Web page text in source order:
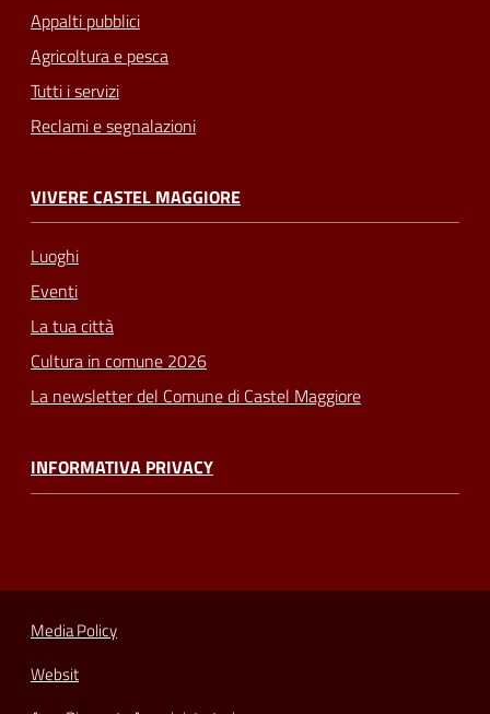
Appalti pubblici
Agricoltura e pesca
Tutti i servizi
Reclami e segnalazioni
VIVERE CASTEL MAGGIORE
Luoghi
Eventi
La tua città
Cultura in comune 2026
La newsletter del Comune di Castel Maggiore
INFORMATIVA PRIVACY
Media Policy
Websit